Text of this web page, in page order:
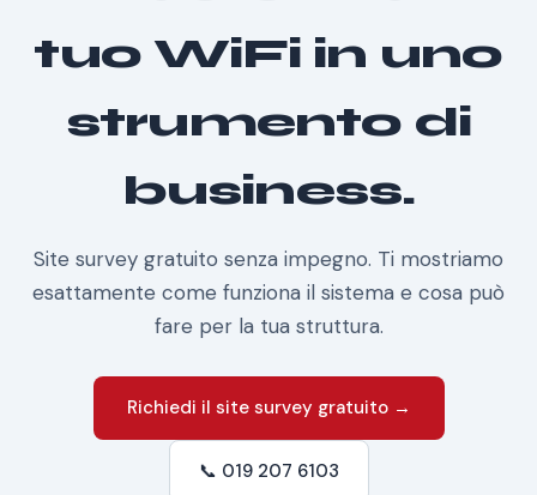
tuo WiFi in uno
strumento di
business.
Site survey gratuito senza impegno. Ti mostriamo
esattamente come funziona il sistema e cosa può
fare per la tua struttura.
Richiedi il site survey gratuito →
📞 019 207 6103